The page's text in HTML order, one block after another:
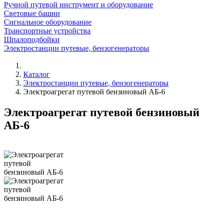
Ручной путевой инструмент и оборудование
Световые башни
Сигнальное оборудование
Транспортные устройства
Шпалоподбойки
Электростанции путевые, бензогенераторы
Каталог
Электростанции путевые, бензогенераторы
Электроагрегат путевой бензиновый АБ-6
Электроагрегат путевой бензиновый
АБ-6